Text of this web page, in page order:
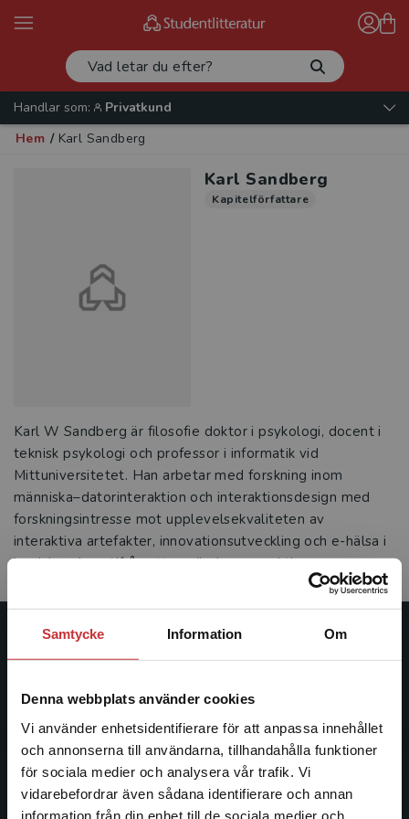
Samtycke Information Om
Denna webbplats använder cookies
Vi använder enhetsidentifierare för att anpassa innehållet
och annonserna till användarna, tillhandahålla funktioner
för sociala medier och analysera vår trafik. Vi
vidarebefordrar även sådana identifierare och annan
information från din enhet till de sociala medier och
Begränsad fraktregion
Handlar som:
Privatkund
Hem / Karl Sandberg
Karl Sandberg
Kapitelförfattare
Karl W Sandberg är filosofie doktor i psykologi, docent i
teknisk psykologi och professor i informatik vid
Mittuniversitetet. Han arbetar med forskning inom
människa–datorinteraktion och interaktionsdesign med
forskningsintresse mot upplevelsekvaliteten av
interaktiva artefakter, innovationsutveckling och e-hälsa i
landsbygden utifrån ett användarperspektiv.
Studentlitteratur
Studentlitteratur grundades 1963 och är idag Sveriges
ledande utbildningsförlag. Med läromedel, kurslitteratur,
facklitteratur, utbildningar och digitala
informationstjänster i utbudet, finns Studentlitteratur med
längs hela kunskapsresan.